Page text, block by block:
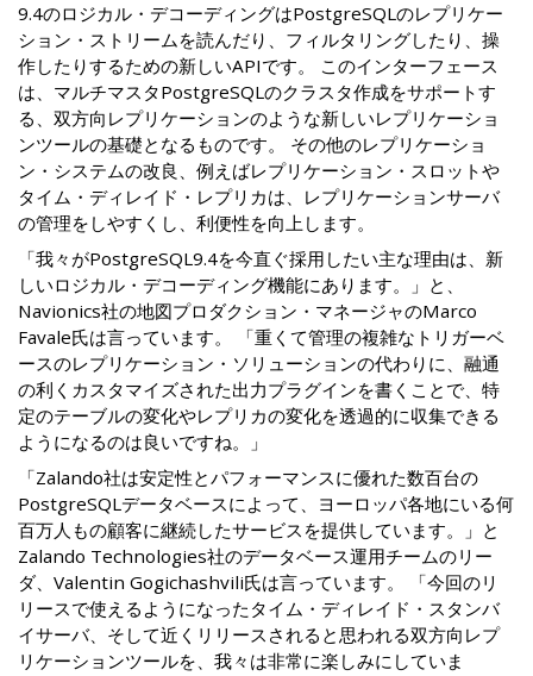
9.4のロジカル・デコーディングはPostgreSQLのレプリケー
ション・ストリームを読んだり、フィルタリングしたり、操
作したりするための新しいAPIです。 このインターフェース
は、マルチマスタPostgreSQLのクラスタ作成をサポートす
る、双方向レプリケーションのような新しいレプリケーショ
ンツールの基礎となるものです。 その他のレプリケーショ
ン・システムの改良、例えばレプリケーション・スロットや
タイム・ディレイド・レプリカは、レプリケーションサーバ
の管理をしやすくし、利便性を向上します。
「我々がPostgreSQL9.4を今直ぐ採用したい主な理由は、新
しいロジカル・デコーディング機能にあります。」と、
Navionics社の地図プロダクション・マネージャのMarco
Favale氏は言っています。 「重くて管理の複雑なトリガーベ
ースのレプリケーション・ソリューションの代わりに、融通
の利くカスタマイズされた出力プラグインを書くことで、特
定のテーブルの変化やレプリカの変化を透過的に収集できる
ようになるのは良いですね。」
「Zalando社は安定性とパフォーマンスに優れた数百台の
PostgreSQLデータベースによって、ヨーロッパ各地にいる何
百万人もの顧客に継続したサービスを提供しています。」と
Zalando Technologies社のデータベース運用チームのリー
ダ、Valentin Gogichashvili氏は言っています。 「今回のリ
リースで使えるようになったタイム・ディレイド・スタンバ
イサーバ、そして近くリリースされると思われる双方向レプ
リケーションツールを、我々は非常に楽しみにしていま